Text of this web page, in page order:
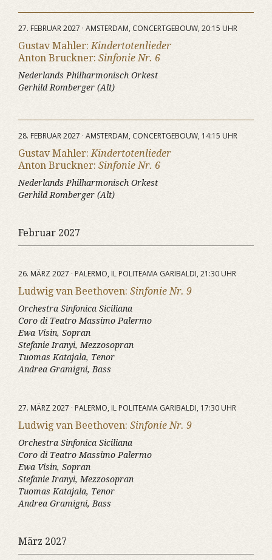
27. FEBRUAR 2027 · AMSTERDAM, CONCERTGEBOUW, 20:15 UHR
Gustav Mahler:Kindertotenlieder
Anton Bruckner: Sinfonie Nr. 6
Nederlands Philharmonisch Orkest
Gerhild Romberger (Alt)
28. FEBRUAR 2027 · AMSTERDAM, CONCERTGEBOUW, 14:15 UHR
Gustav Mahler:Kindertotenlieder
Anton Bruckner: Sinfonie Nr. 6
Nederlands Philharmonisch Orkest
Gerhild Romberger (Alt)
Februar 2027
26. MÄRZ 2027 · PALERMO, IL POLITEAMA GARIBALDI, 21:30 UHR
Ludwig van Beethoven: Sinfonie Nr. 9
Orchestra Sinfonica Siciliana
Coro di Teatro Massimo Palermo
Ewa Visin, Sopran
Stefanie Iranyi, Mezzosopran
Tuomas Katajala, Tenor
Andrea Gramigni, Bass
27. MÄRZ 2027 · PALERMO, IL POLITEAMA GARIBALDI, 17:30 UHR
Ludwig van Beethoven: Sinfonie Nr. 9
Orchestra Sinfonica Siciliana
Coro di Teatro Massimo Palermo
Ewa Visin, Sopran
Stefanie Iranyi, Mezzosopran
Tuomas Katajala, Tenor
Andrea Gramigni, Bass
März 2027